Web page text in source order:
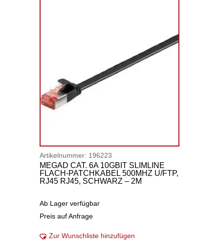
Artikelnummer: 196223
MEGAD CAT. 6A 10GBIT SLIMLINE
FLACH-PATCHKABEL 500MHZ U/FTP,
RJ45 RJ45, SCHWARZ – 2M
Ab Lager verfügbar
Preis auf Anfrage
Zur Wunschliste hinzufügen